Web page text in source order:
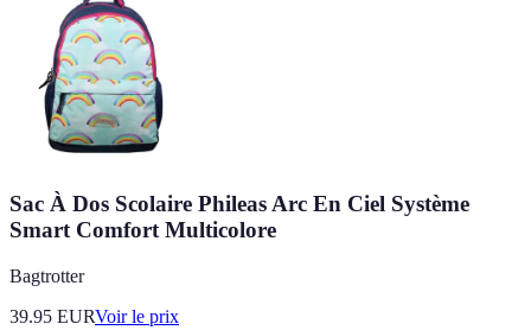
Sac À Dos Scolaire Phileas Arc En Ciel Système
Smart Comfort Multicolore
Bagtrotter
39.95 EURVoir le prix